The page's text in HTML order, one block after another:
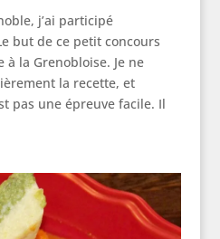
j’ai participé
but de ce petit concours
la Grenobloise. Je ne
la recette, et
pas une épreuve facile. Il